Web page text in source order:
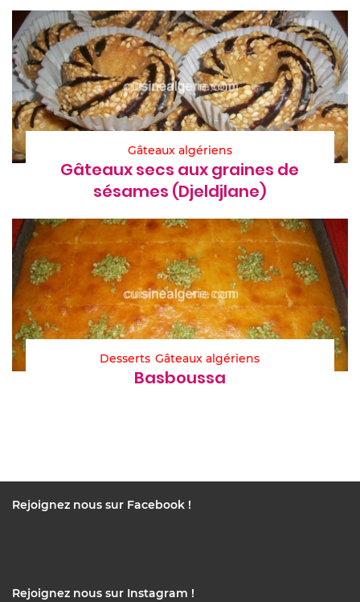
Gâteaux algériens
Gâteaux secs aux graines de
sésames (Djeldjlane)
Desserts Gâteaux algériens
Basboussa
Rejoignez nous sur Facebook !
Rejoignez nous sur Instagram !